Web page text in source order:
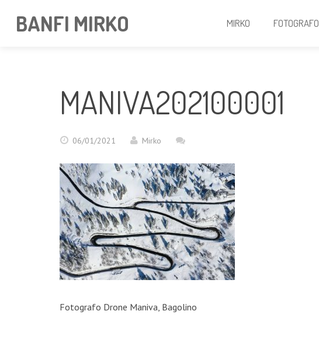
BANFI MIRKO MIRKO FOTOGRAFO
MANIVA202100001
06/01/2021 Mirko
Fotografo Drone Maniva, Bagolino